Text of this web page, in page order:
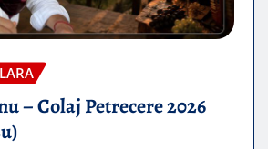
– Colaj Petrecere 2026